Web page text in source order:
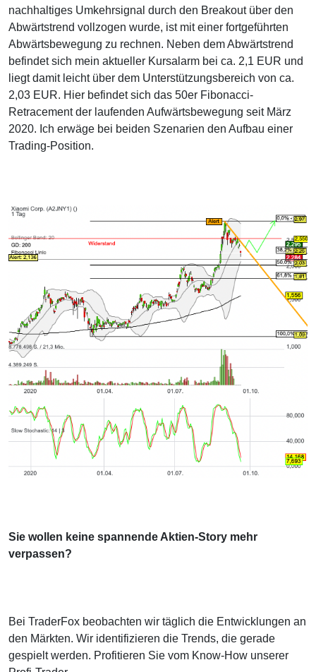
nachhaltiges Umkehrsignal durch den Breakout über den
Abwärtstrend vollzogen wurde, ist mit einer fortgeführten
Abwärtsbewegung zu rechnen. Neben dem Abwärtstrend
befindet sich mein aktueller Kursalarm bei ca. 2,1 EUR und
liegt damit leicht über dem Unterstützungsbereich von ca.
2,03 EUR. Hier befindet sich das 50er Fibonacci-
Retracement der laufenden Aufwärtsbewegung seit März
2020. Ich erwäge bei beiden Szenarien den Aufbau einer
Trading-Position.
Sie wollen keine spannende Aktien-Story mehr
verpassen?
Bei TraderFox beobachten wir täglich die Entwicklungen an
den Märkten. Wir identifizieren die Trends, die gerade
gespielt werden. Profitieren Sie vom Know-How unserer